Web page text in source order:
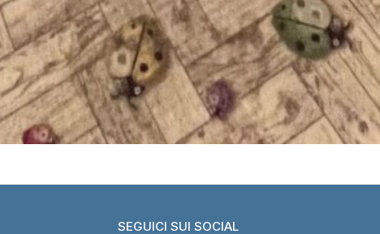
SEGUICI SUI SOCIAL